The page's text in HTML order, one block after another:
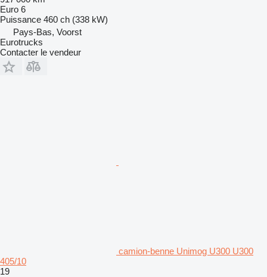
Euro 6
Puissance 460 ch (338 kW)
Pays-Bas, Voorst
Eurotrucks
Contacter le vendeur
camion-benne Unimog U300 U300
405/10
19